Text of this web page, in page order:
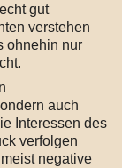
gut
verstehen
ohnehin nur
auch
Interessen des
verfolgen
negative